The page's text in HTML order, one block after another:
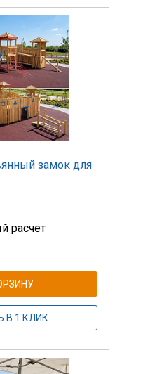
замок для
расчет
В 1 КЛИК